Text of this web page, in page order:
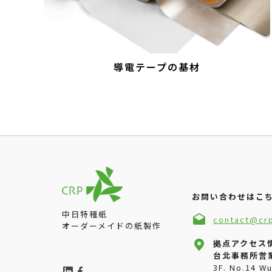
導電テープの基材
中日特種紙
オーダーメイドの紙製作
お問い合わせはこ
拠点アクセス
台北事務所営
3F. No.14